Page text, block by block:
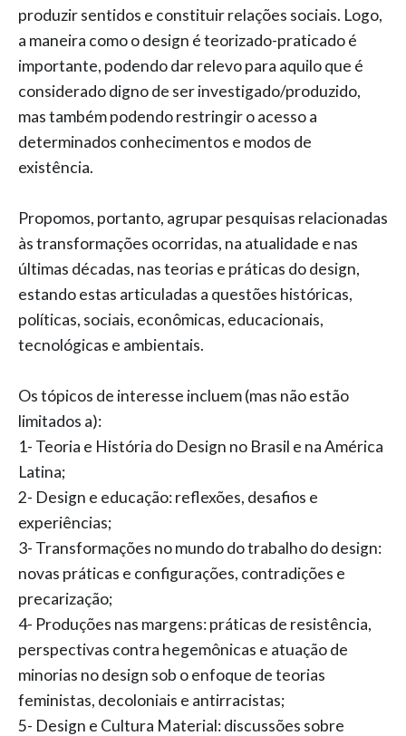
produzir sentidos e constituir relações sociais. Logo,
a maneira como o design é teorizado-praticado é
importante, podendo dar relevo para aquilo que é
considerado digno de ser investigado/produzido,
mas também podendo restringir o acesso a
determinados conhecimentos e modos de
existência.
Propomos, portanto, agrupar pesquisas relacionadas
às transformações ocorridas, na atualidade e nas
últimas décadas, nas teorias e práticas do design,
estando estas articuladas a questões históricas,
políticas, sociais, econômicas, educacionais,
tecnológicas e ambientais.
Os tópicos de interesse incluem (mas não estão
limitados a):
1- Teoria e História do Design no Brasil e na América
Latina;
2- Design e educação: reflexões, desafios e
experiências;
3- Transformações no mundo do trabalho do design:
novas práticas e configurações, contradições e
precarização;
4- Produções nas margens: práticas de resistência,
perspectivas contra hegemônicas e atuação de
minorias no design sob o enfoque de teorias
feministas, decoloniais e antirracistas;
5- Design e Cultura Material: discussões sobre